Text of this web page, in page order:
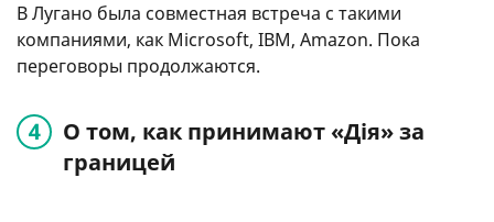
В Лугано была совместная встреча с такими
компаниями, как Microsoft, ІВМ, Amazon. Пока
переговоры продолжаются.
О том, как принимают «Дія» за
границей